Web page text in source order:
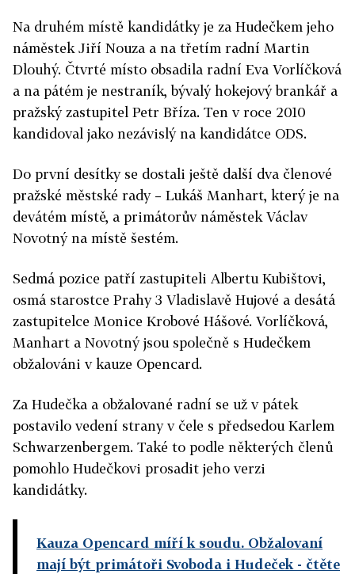
Na druhém místě kandidátky je za Hudečkem jeho
náměstek Jiří Nouza a na třetím radní Martin
Dlouhý. Čtvrté místo obsadila radní Eva Vorlíčková
a na pátém je nestraník, bývalý hokejový brankář a
pražský zastupitel Petr Bříza. Ten v roce 2010
kandidoval jako nezávislý na kandidátce ODS.
Do první desítky se dostali ještě další dva členové
pražské městské rady – Lukáš Manhart, který je na
devátém místě, a primátorův náměstek Václav
Novotný na místě šestém.
Sedmá pozice patří zastupiteli Albertu Kubištovi,
osmá starostce Prahy 3 Vladislavě Hujové a desátá
zastupitelce Monice Krobové Hášové. Vorlíčková,
Manhart a Novotný jsou společně s Hudečkem
obžalováni v kauze Opencard.
Za Hudečka a obžalované radní se už v pátek
postavilo vedení strany v čele s předsedou Karlem
Schwarzenbergem. Také to podle některých členů
pomohlo Hudečkovi prosadit jeho verzi
kandidátky.
Kauza Opencard míří k soudu. Obžalovaní
mají být primátoři Svoboda i Hudeček - čtěte